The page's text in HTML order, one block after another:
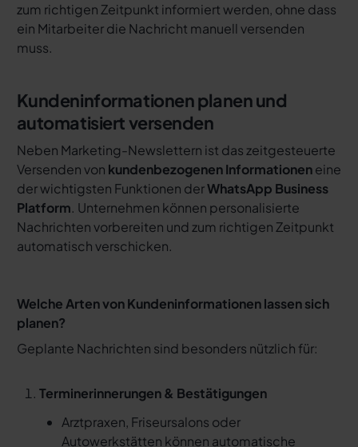
zum richtigen Zeitpunkt informiert werden, ohne dass
ein Mitarbeiter die Nachricht manuell versenden
muss.
Kundeninformationen planen und
automatisiert versenden
Neben Marketing-Newslettern ist das zeitgesteuerte
Versenden von kundenbezogenen Informationeneine
der wichtigsten Funktionen derWhatsApp Business
Platform. Unternehmen können personalisierte
Nachrichten vorbereiten und zum richtigen Zeitpunkt
automatisch verschicken.
Welche Arten von Kundeninformationen lassen sich
planen?
Geplante Nachrichten sind besonders nützlich für:
Terminerinnerungen & Bestätigungen
Arztpraxen, Friseursalons oder
Autowerkstätten können automatische